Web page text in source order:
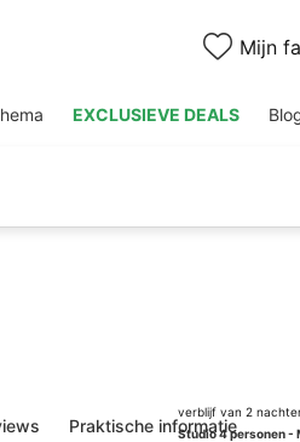
Mijn
EXCLUSIEVE DEALS
Praktische informatie
verblijf van 2
Studio 4 personen -